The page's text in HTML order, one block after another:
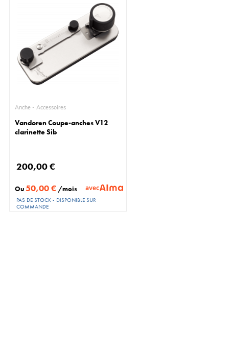
Anche - Accessoires
Vandoren Coupe-anches V12
clarinette Sib
200,00 €
Ou50,00 € /mois avec
PAS DE STOCK - DISPONIBLE SUR
COMMANDE